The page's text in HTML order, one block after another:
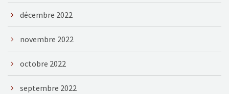
décembre 2022
novembre 2022
octobre 2022
septembre 2022